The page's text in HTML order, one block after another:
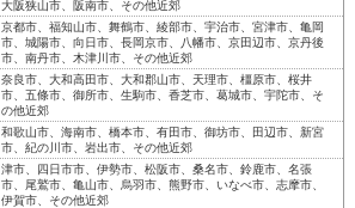
大阪狭山市、阪南市、その他近郊
京都市、福知山市、舞鶴市、綾部市、宇治市、宮津市、亀岡
市、城陽市、向日市、長岡京市、八幡市、京田辺市、京丹後
市、南丹市、木津川市、その他近郊
奈良市、大和高田市、大和郡山市、天理市、橿原市、桜井
市、五條市、御所市、生駒市、香芝市、葛城市、宇陀市、そ
の他近郊
和歌山市、海南市、橋本市、有田市、御坊市、田辺市、新宮
市、紀の川市、岩出市、その他近郊
津市、四日市市、伊勢市、松阪市、桑名市、鈴鹿市、名張
市、尾鷲市、亀山市、烏羽市、熊野市、いなべ市、志摩市、
伊賀市、その他近郊